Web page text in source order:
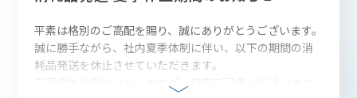
平素は格別のご高配を賜り、誠にありがとうございます。
誠に勝手ながら、社内夏季体制に伴い、 以下の期間の消
耗品発送を休止させていただきます。
ご不便をお掛けいたしますが、